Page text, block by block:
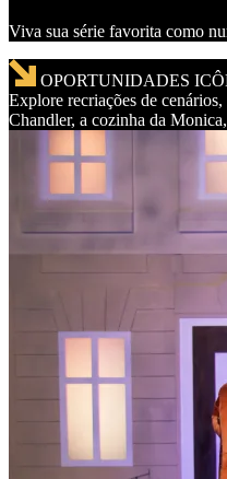
Viva sua série favorita como
OPORTUNIDADES
Explore recriações de
Chandler, a cozinha da